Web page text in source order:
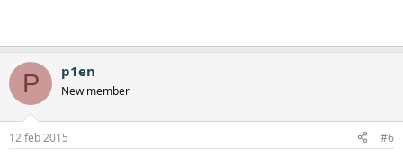
P p1en
New member
12 feb 2015 #6